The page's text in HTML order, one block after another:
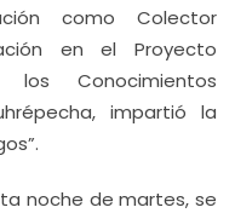
como Colector
en el Proyecto
Conocimientos
impartió la
noche de martes, se